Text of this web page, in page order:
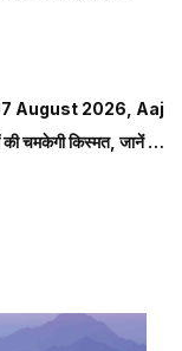
August 2026, Aaj
चमकेगी किस्मत, जानें मेष